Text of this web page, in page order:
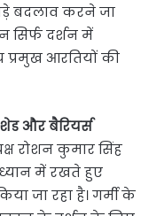
बदलाव करने जा
सिर्फ दर्शन में
प्रमुख आरतियों की
और बैरियर्स
रोशन कुमार सिंह
में रखते हुए
जा रहा है। गर्मी के